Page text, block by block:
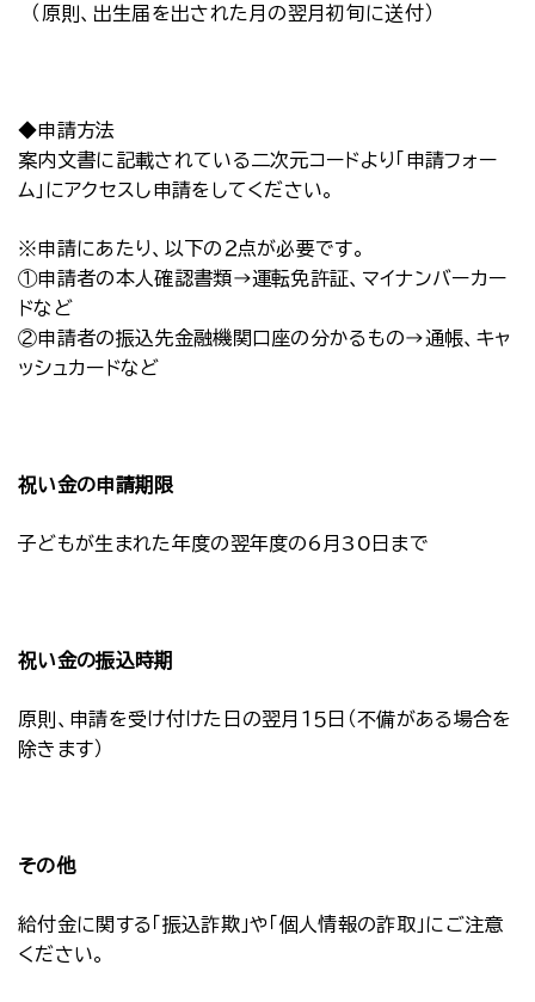
（原則、出生届を出された月の翌月初旬に送付）
◆申請方法
案内文書に記載されている二次元コードより「申請フォー
ム」にアクセスし申請をしてください。
※申請にあたり、以下の２点が必要です。
①申請者の本人確認書類→運転免許証、マイナンバーカー
ドなど
②申請者の振込先金融機関口座の分かるもの→通帳、キャ
ッシュカードなど
祝い金の申請期限
子どもが生まれた年度の翌年度の6月30日まで
祝い金の振込時期
原則、申請を受け付けた日の翌月１５日（不備がある場合を
除きます）
その他
給付金に関する「振込詐欺」や「個人情報の詐取」にご注意
ください。